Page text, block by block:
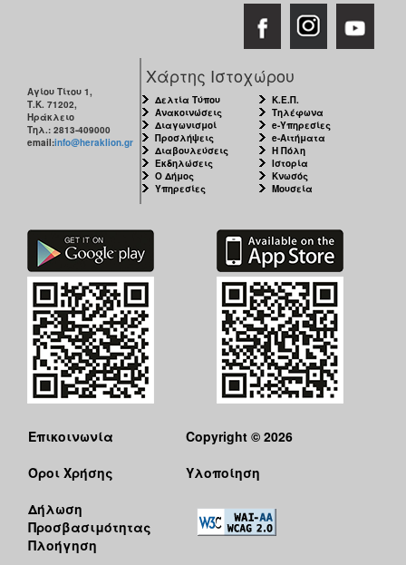
Αγίου Τίτου 1,
Τ.Κ. 71202,
Ηράκλειο
Τηλ.: 2813-409000
email:info@heraklion.gr
Χάρτης Ιστοχώρου
Δελτία Τύπου
Ανακοινώσεις
Διαγωνισμοί
Προσλήψεις
Διαβουλεύσεις
Εκδηλώσεις
Ο Δήμος
Υπηρεσίες
Κ.Ε.Π.
Τηλέφωνα
e-Υπηρεσίες
e-Αιτήματα
Η Πόλη
Ιστορία
Κνωσός
Μουσεία
Επικοινωνία
Όροι Χρήσης
Δήλωση
Προσβασιμότητας
Πλοήγηση
Copyright © 2026
Υλοποίηση